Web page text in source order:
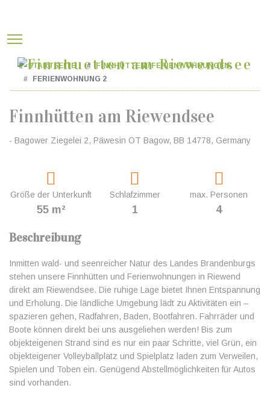
STARTSEITE
FINNHÜTTEN / FERIENWOHNUNGEN
FERIENWOHNUNG 2
Finnhütten am Riewendsee
- Bagower Ziegelei 2, Päwesin OT Bagow, BB 14778, Germany
Größe der Unterkunft
55 m²
Schlafzimmer
1
max. Personen
4
Beschreibung
Inmitten wald- und seenreicher Natur des Landes Brandenburgs
stehen unsere Finnhütten und Ferienwohnungen in Riewend
direkt am Riewendsee. Die ruhige Lage bietet Ihnen Entspannung
und Erholung. Die ländliche Umgebung lädt zu Aktivitäten ein –
spazieren gehen, Radfahren, Baden, Bootfahren. Fahrräder und
Boote können direkt bei uns ausgeliehen werden! Bis zum
objekteigenen Strand sind es nur ein paar Schritte, viel Grün, ein
objekteigener Volleyballplatz und Spielplatz laden zum Verweilen,
Spielen und Toben ein. Genügend Abstellmöglichkeiten für Autos
sind vorhanden.